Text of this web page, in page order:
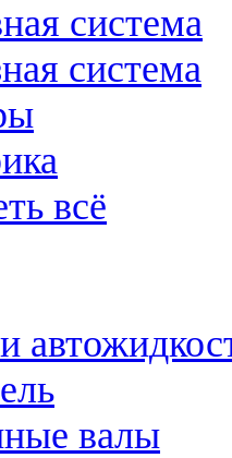
система
система
всё
валы